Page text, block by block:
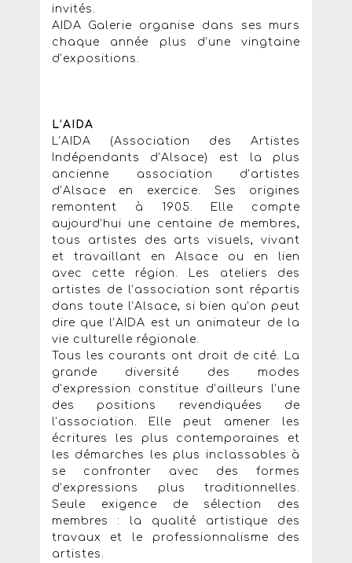
invités.
AIDA Galerie organise dans ses murs
chaque année plus d’une vingtaine
d’expositions.
L’AIDA
L’AIDA (Association des Artistes
Indépendants d’Alsace) est la plus
ancienne association d’artistes
d’Alsace en exercice. Ses origines
remontent à 1905. Elle compte
aujourd’hui une centaine de membres,
tous artistes des arts visuels, vivant
et travaillant en Alsace ou en lien
avec cette région. Les ateliers des
artistes de l’association sont répartis
dans toute l’Alsace, si bien qu’on peut
dire que l’AIDA est un animateur de la
vie culturelle régionale.
Tous les courants ont droit de cité. La
grande diversité des modes
d’expression constitue d’ailleurs l’une
des positions revendiquées de
l’association. Elle peut amener les
écritures les plus contemporaines et
les démarches les plus inclassables à
se confronter avec des formes
d’expressions plus traditionnelles.
Seule exigence de sélection des
membres : la qualité artistique des
travaux et le professionnalisme des
artistes.